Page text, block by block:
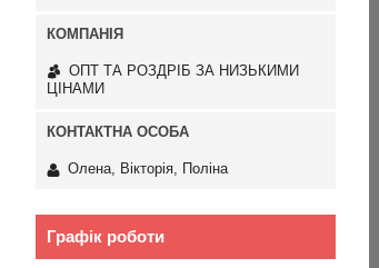
ОПТ ТА РОЗДРІБ ЗА НИЗЬКИМИ
ЦІНАМИ
Олена, Вікторія, Поліна
Графік роботи